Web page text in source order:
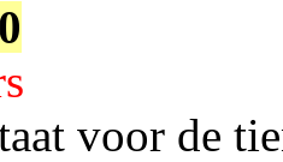
voor de